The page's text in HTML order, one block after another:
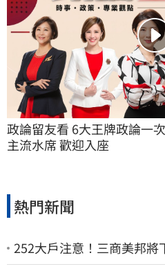
政論留友看 6大王牌政論一
主流水席 歡迎入座
熱門新聞
252大戶注意！三商美邦